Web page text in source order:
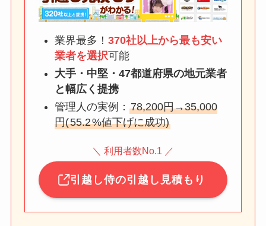
業界最多！ 370社以上から最も安い
業者を選択可能
大手・中堅・47都道府県の地元業者
と幅広く提携
管理人の実例： 78,200円→35,000
円(55.2%値下げに成功)
＼ 利用者数No.1 ／
引越し侍の引越し見積もり